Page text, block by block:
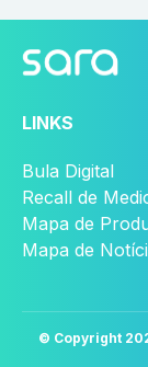
LINKS
Bula Digital
Recall de
Mapa de
Mapa de
© Copyright